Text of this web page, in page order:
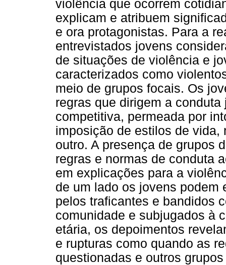
violência que ocorrem
explicam e atribuem
e ora protagonistas. Para a
entrevistados jovens
de situações de violência e
caracterizados como
meio de grupos focais. Os
regras que dirigem a
competitiva, permeada por
imposição de estilos de vida,
outro. A presença de grupos
regras e normas de conduta
em explicações para a
de um lado os jovens podem
pelos traficantes e bandidos
comunidade e subjugados à
etária, os depoimentos
e rupturas como quando as
questionadas e outros